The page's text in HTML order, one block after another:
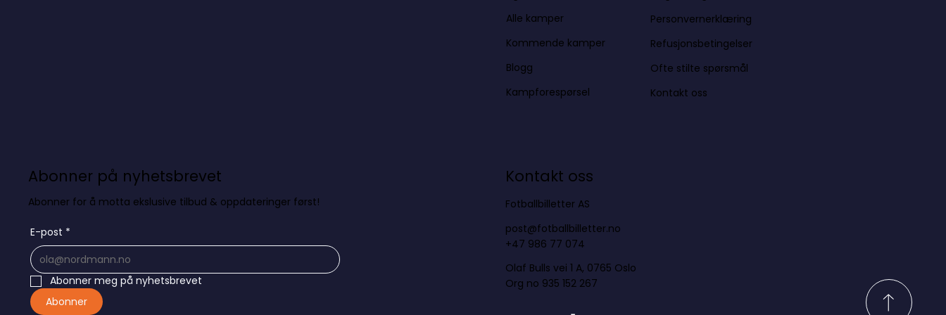
Alle kamper
Kommende kamper
Blogg
Kampforespørsel
Personvernerklæring
Refusjonsbetingelser
Ofte stilte spørsmål
Kontakt oss
Abonner på nyhetsbrevet
Abonner for å motta ekslusive tilbud & oppdateringer først!
E-post *
Abonner meg på nyhetsbrevet
Abonner
Kontakt oss
Fotballbilletter AS
post@fotballbilletter.no
+47 986 77 074
Olaf Bulls vei 1 A, 0765 Oslo
Org no 935 152 267